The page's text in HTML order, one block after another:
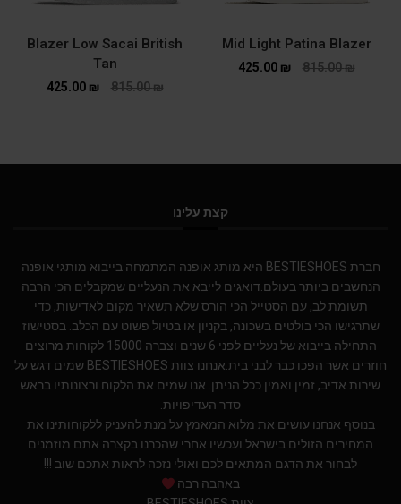
Mid Light Patina Blazer
815.00₪
425.00 ₪
Blazer Low Sacai British
Tan
815.00₪
425.00 ₪
קצת עלינו
חברת BESTIESHOES היא מותג אופנה המתמחה בייבוא מותגי אופנה
הנחשבים ביותר בעולם.דואגים לייבא את הנעליים שמקבלים הכי הרבה
תשומת לב, עם הסטייל הכי הורס שלא תשאיר מקום לאדישות, כדי
שתרגישו הכי בולטים בשכונה, בקניון או בטיול פשוט עם הכלב. בסטישוז
התחילה בייבוא של נעליים לפני 6 שנים וצברה 15000 לקוחות מרוצים
חוזרים אשר הפכו כבר לבני בית.אנחנו צוות BESTIESHOES שמים דגש על
שירות אדיב, זמין ואמין ככל הניתן. אנו שמים את הלקוח ורצונותיו בראש
סדר העדיפויות.
בנוסף אנחנו עושים את מלוא המאמץ על מנת להעניק ללקוחותינו את
המחירים הזולים בישראל.ועכשיו אחרי שהכרנו בקצרה אתם מוזמנים
לבחור את הדגם המתאים לכם ואולי נזכה לראות אתכם שוב !!!
באהבה רבה